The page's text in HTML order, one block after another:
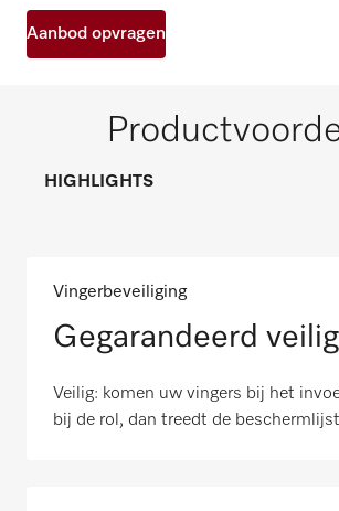
Aanbod opvragen
HIGHLIGHTS
Vingerbeveiliging
Gegarandeerd veilig
Veilig: komen uw vingers bij het
bij de rol, dan treedt de